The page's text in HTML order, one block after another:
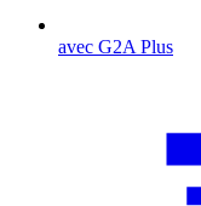
avec G2A Plus